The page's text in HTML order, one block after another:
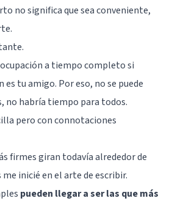
no significa que sea conveniente,
ocupación a tiempo completo si
tu amigo. Por eso, no se puede
no habría tiempo para todos.
pero con connotaciones
firmes giran todavía alrededor de
inicié en el arte de escribir.
pueden llegar a ser las que más